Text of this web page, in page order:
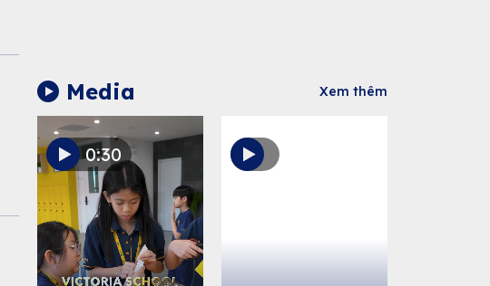
Media Xem thêm
0:30